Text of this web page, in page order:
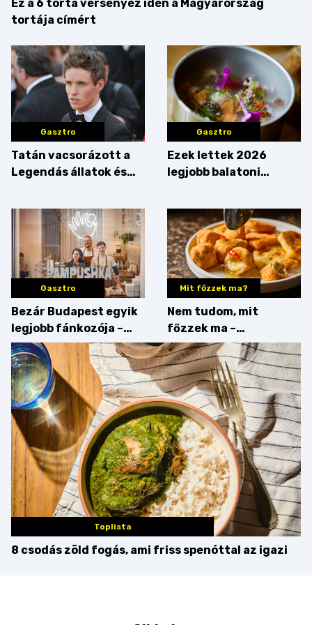
Ez a 6 torta versenyez idén a Magyarország
tortája címért
Gasztro
Tatán vacsorázott a
Legendás állatok és
Gasztro
Ezek lettek 2026
legjobb balatoni
végigkóstoltuk a
győzteseket
Gasztro
Bezár Budapest egyik
legjobb fánkozója –
búcsúzik a Pampushka
Mit főzzek ma?
Nem tudom, mit
főzzek ma –
Főszerepben a
camembert
Toplista
8 csodás zöld fogás, ami friss spenóttal az igazi